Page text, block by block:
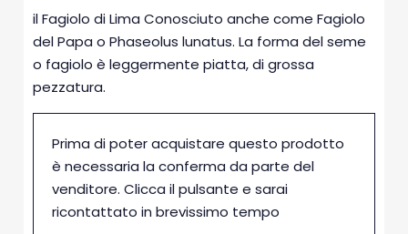
il Fagiolo di Lima Conosciuto anche come Fagiolo
del Papa o Phaseolus lunatus. La forma del seme
o fagiolo è leggermente piatta, di grossa
pezzatura.
Prima di poter acquistare questo prodotto
è necessaria la conferma da parte del
venditore. Clicca il pulsante e sarai
ricontattato in brevissimo tempo